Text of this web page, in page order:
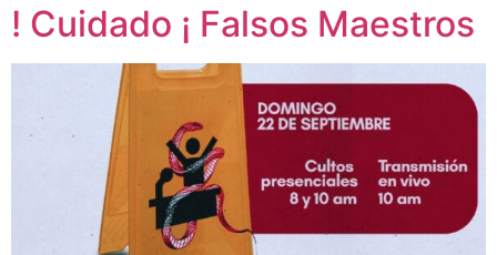
! Cuidado ¡ Falsos Maestros